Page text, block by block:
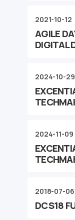
2021-10-12
AGILE
DIGITAL
2024-10-29
2024-11-09
2018-07-06
DCS18